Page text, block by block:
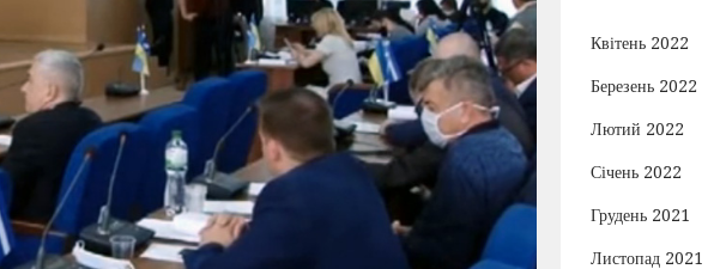
Квітень 2022
Березень 2022
Лютий 2022
Січень 2022
Грудень 2021
Листопад 2021